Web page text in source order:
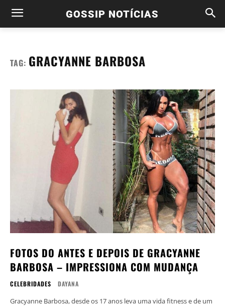
GOSSIP NOTÍCIAS
TAG: GRACYANNE BARBOSA
FOTOS DO ANTES E DEPOIS DE GRACYANNE
BARBOSA – IMPRESSIONA COM MUDANÇA
CELEBRIDADES DAYANA
Gracyanne Barbosa, desde os 17 anos leva uma vida fitness e de um